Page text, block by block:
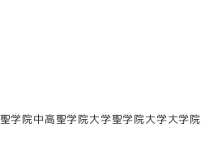
聖学院中高聖学院大学聖学院大学大学院